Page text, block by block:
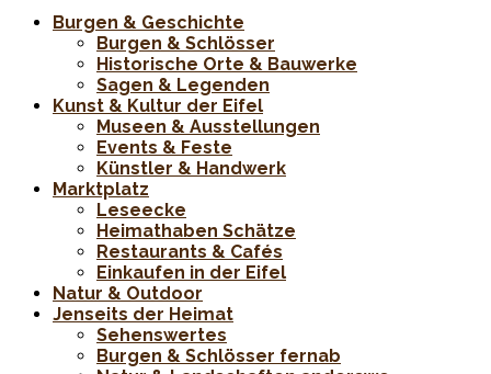
Burgen & Geschichte
Burgen & Schlösser
Historische Orte & Bauwerke
Sagen & Legenden
Kunst & Kultur der Eifel
Museen & Ausstellungen
Events & Feste
Künstler & Handwerk
Marktplatz
Leseecke
Heimathaben Schätze
Restaurants & Cafés
Einkaufen in der Eifel
Natur & Outdoor
Jenseits der Heimat
Sehenswertes
Burgen & Schlösser fernab